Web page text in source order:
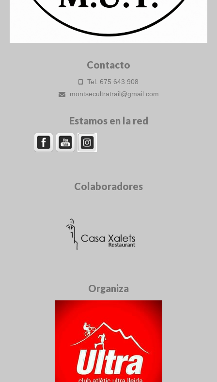
Contacto
Tel. 675 643 908
montsecultratrail@gmail.com
Estamos en la red
Colaboradores
Organiza